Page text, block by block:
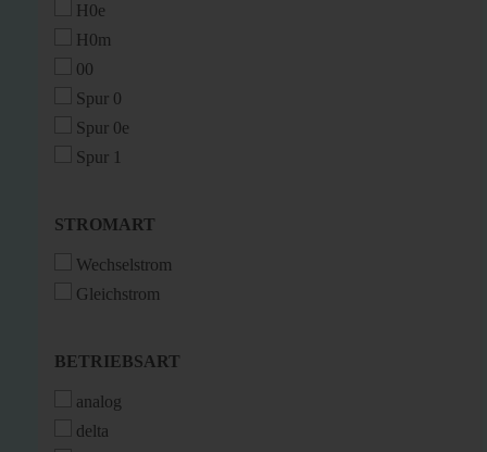
H0e
H0m
00
Spur 0
Spur 0e
Spur 1
STROMART
STROMART
Wechselstrom
Gleichstrom
BETRIEBSART
BETRIEBSART
analog
delta